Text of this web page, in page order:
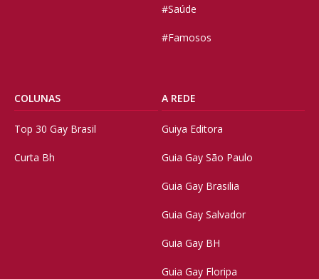
#Saúde
#Famosos
COLUNAS
Top 30 Gay Brasil
Curta Bh
A REDE
Guiya Editora
Guia Gay São Paulo
Guia Gay Brasilia
Guia Gay Salvador
Guia Gay BH
Guia Gay Floripa